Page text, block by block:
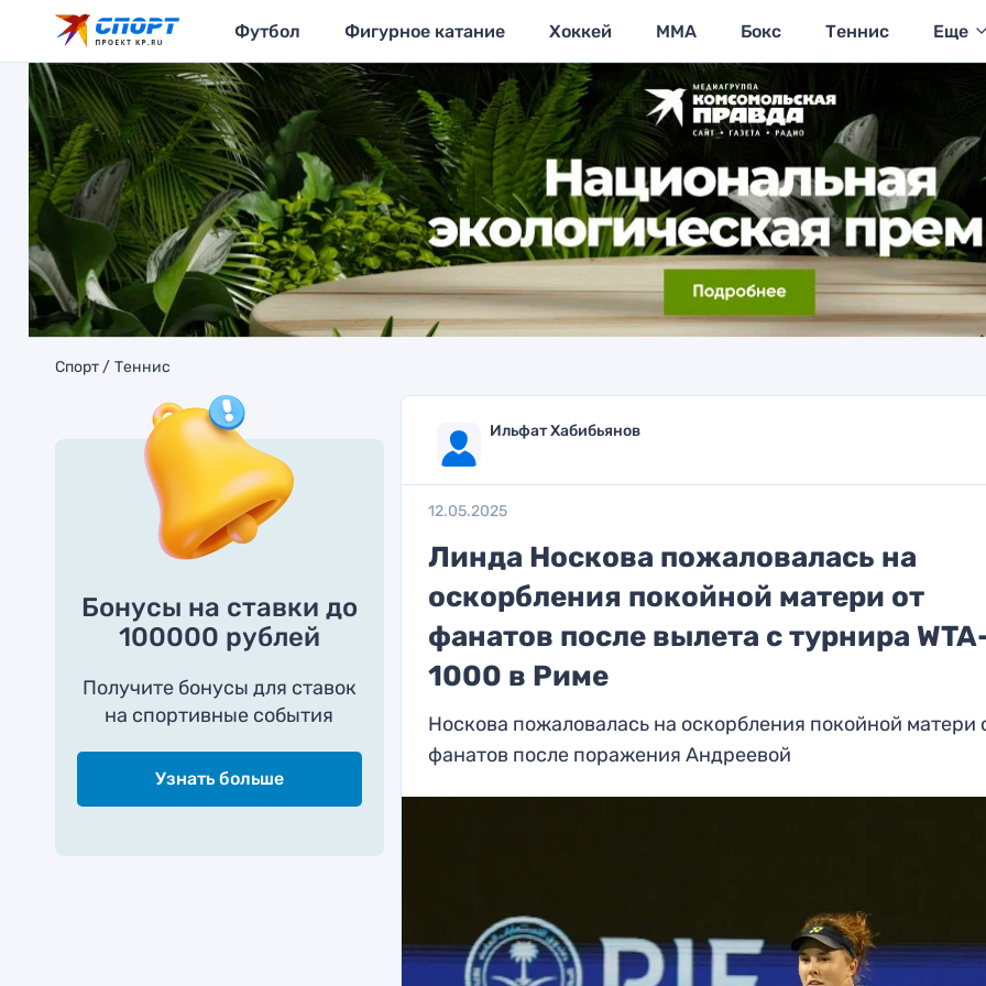
Футбол Фигурное катание Хоккей MMA Бокс Теннис Еще
Спорт Теннис
Бонусы на ставки до
100000 рублей
Получите бонусы для ставок
на спортивные события
Узнать больше
Ильфат Хабибьянов
12.05.2025
Линда Носкова пожаловалась на
оскорбления покойной матери от
фанатов после вылета с турнира
1000 в Риме
Носкова пожаловалась на оскорбления покойной матери
фанатов после поражения Андреевой